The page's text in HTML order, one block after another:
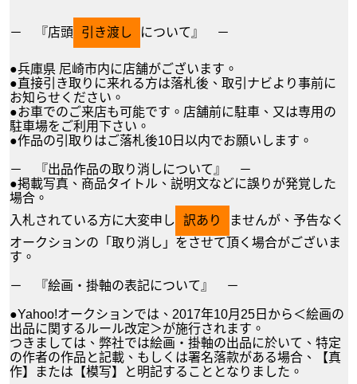
－ 『店頭 引き渡し について』 －
●兵庫県 尼崎市内に店舗がございます。
●直接引き取りに来れる方は落札後、取引ナビより事前に
お知らせください。
●お車でのご来店も可能です。店舗前に駐車、又は専用の
駐車場をご利用下さい。
●作品の引取りはご落札後10日以内でお願いします。
－ 『出品作品の取り消しについて』 －
●掲載写真、商品タイトル、説明文などに誤りが発覚した
場合。
入札されている方に大変申し
訳あり
ませんが、予告なく
オークションの「取り消し」をさせて頂く場合がございま
す。
－ 『絵画・掛軸の表記について』 －
●Yahoo!オークションでは、2017年10月25日から＜絵画の
出品に関するルール改定＞が施行されます。
つきましては、弊社では絵画・掛軸の出品に於いて、特定
の作者の作品と記載、もしくは署名落款がある場合、【真
作】または【模写】と明記することとなりました。